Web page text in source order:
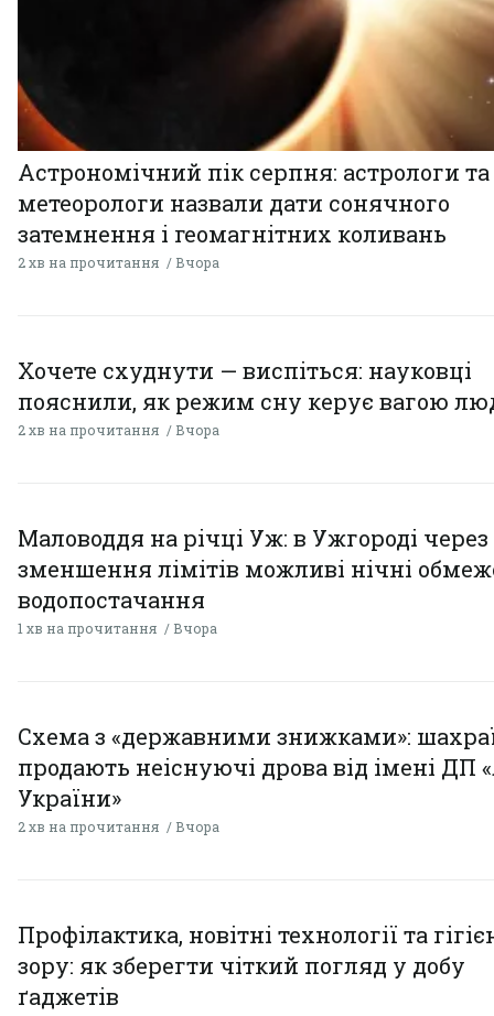
Астрономічний пік серпня: астрологи та
метеорологи назвали дати сонячного
затемнення і геомагнітних коливань
2 хв на прочитання Вчора
Хочете схуднути — виспіться: науковці
пояснили, як режим сну керує вагою
2 хв на прочитання Вчора
Маловоддя на річці Уж: в Ужгороді через
зменшення лімітів можливі нічні
водопостачання
1 хв на прочитання Вчора
Схема з «державними знижками»:
продають неіснуючі дрова від імені ДП
України»
2 хв на прочитання Вчора
Профілактика, новітні технології та
зору: як зберегти чіткий погляд у добу
ґаджетів